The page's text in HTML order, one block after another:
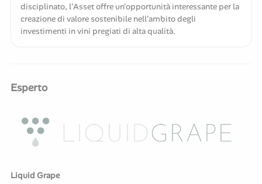
disciplinato, l'Asset offre un'opportunità interessante per la
creazione di valore sostenibile nell'ambito degli
investimenti in vini pregiati di alta qualità.
Esperto
Liquid Grape